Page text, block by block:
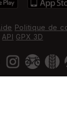
Politique de
API GPX 3D